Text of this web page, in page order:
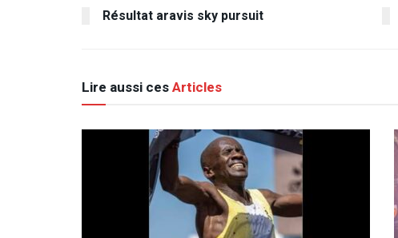
Résultat aravis sky pursuit
Lire aussi cesArticles